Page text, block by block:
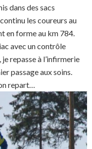
dans des sacs
les coureurs au
en forme au km 784.
avec un contrôle
repasse à l’infirmerie
passage aux soins.
repart…